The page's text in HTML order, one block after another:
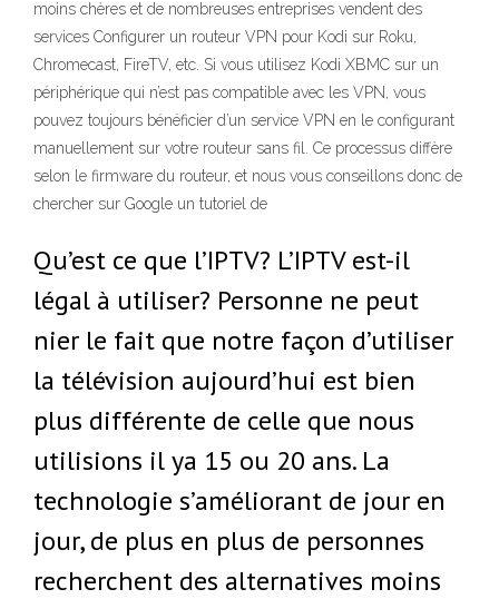
moins chères et de nombreuses entreprises vendent des
services Configurer un routeur VPN pour Kodi sur Roku,
Chromecast, FireTV, etc. Si vous utilisez Kodi XBMC sur un
périphérique qui n’est pas compatible avec les VPN, vous
pouvez toujours bénéficier d’un service VPN en le configurant
manuellement sur votre routeur sans fil. Ce processus diffère
selon le firmware du routeur, et nous vous conseillons donc de
chercher sur Google un tutoriel de
Qu’est ce que l’IPTV? L’IPTV est-il
légal à utiliser? Personne ne peut
nier le fait que notre façon d’utiliser
la télévision aujourd’hui est bien
plus différente de celle que nous
utilisions il ya 15 ou 20 ans. La
technologie s’améliorant de jour en
jour, de plus en plus de personnes
recherchent des alternatives moins